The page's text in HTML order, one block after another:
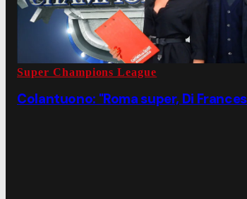
Super Champions League
Colantuono: "Roma super, Di